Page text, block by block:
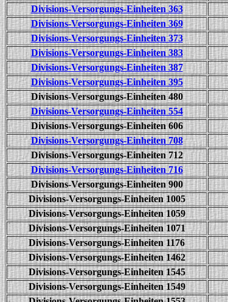
Divisions-Versorgungs-Einheiten 363
Divisions-Versorgungs-Einheiten 369
Divisions-Versorgungs-Einheiten 373
Divisions-Versorgungs-Einheiten 383
Divisions-Versorgungs-Einheiten 387
Divisions-Versorgungs-Einheiten 395
Divisions-Versorgungs-Einheiten 480
Divisions-Versorgungs-Einheiten 554
Divisions-Versorgungs-Einheiten 606
Divisions-Versorgungs-Einheiten 708
Divisions-Versorgungs-Einheiten 712
Divisions-Versorgungs-Einheiten 716
Divisions-Versorgungs-Einheiten 900
Divisions-Versorgungs-Einheiten 1005
Divisions-Versorgungs-Einheiten 1059
Divisions-Versorgungs-Einheiten 1071
Divisions-Versorgungs-Einheiten 1176
Divisions-Versorgungs-Einheiten 1462
Divisions-Versorgungs-Einheiten 1545
Divisions-Versorgungs-Einheiten 1549